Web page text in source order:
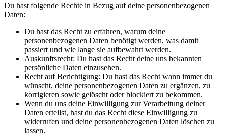
Du hast folgende Rechte in Bezug auf deine personenbezogenen
Daten:
Du hast das Recht zu erfahren, warum deine
personenbezogenen Daten benötigt werden, was damit
passiert und wie lange sie aufbewahrt werden.
Auskunftsrecht: Du hast das Recht deine uns bekannten
persönliche Daten einzusehen.
Recht auf Berichtigung: Du hast das Recht wann immer du
wünscht, deine personenbezogenen Daten zu ergänzen, zu
korrigieren sowie gelöscht oder blockiert zu bekommen.
Wenn du uns deine Einwilligung zur Verarbeitung deiner
Daten erteilst, hast du das Recht diese Einwilligung zu
widerrufen und deine personenbezogenen Daten löschen zu
lassen.